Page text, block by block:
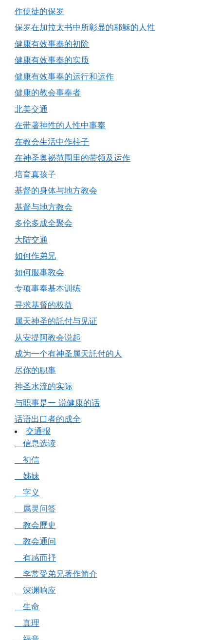
作使徒的保罗
保罗在加拉太书中所彰显的耶穌的人性
健康有效事奉的初阶
健康有效事奉的实质
健康有效事奉的运行和运作
健康的教会事奉者
北美交通
在带著神性的人性中事奉
在教会生活中作柱子
在神圣奥祕范围里的带领及运作
培育真孩子
基督的身体与地方教会
基督与地方教会
多伦多成全聚会
大陆交通
如何作弟兄
如何服事教会
专项事奉基本训练
寻求基督的权益
属天神圣的託付与见证
从安提阿教会说起
成为一个有神圣属天託付的人
尽你的职事
神圣水流的实际
与职事是一 说健康的话
话语出口者的成全
交通报
信息选读
初信
姊妹
字义
属灵问答
教会歷史
教会通问
有感而抒
李常受弟兄著作简介
深渊响应
生命
真理